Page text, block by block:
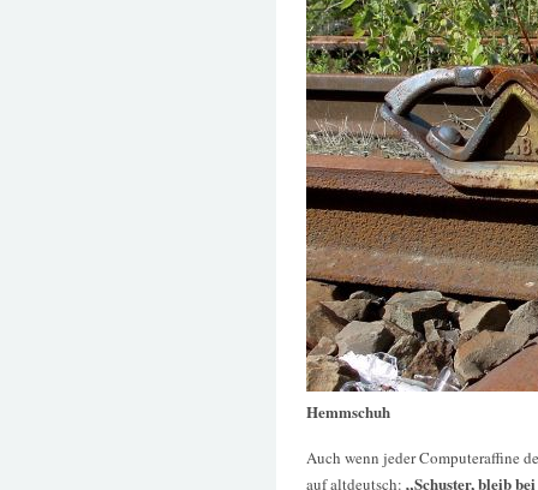
Hemmschuh
Auch wenn jeder Computeraffine
auf altdeutsch: „Schuster, bleib